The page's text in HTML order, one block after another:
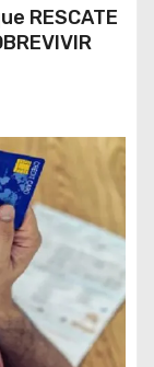
RESCATE